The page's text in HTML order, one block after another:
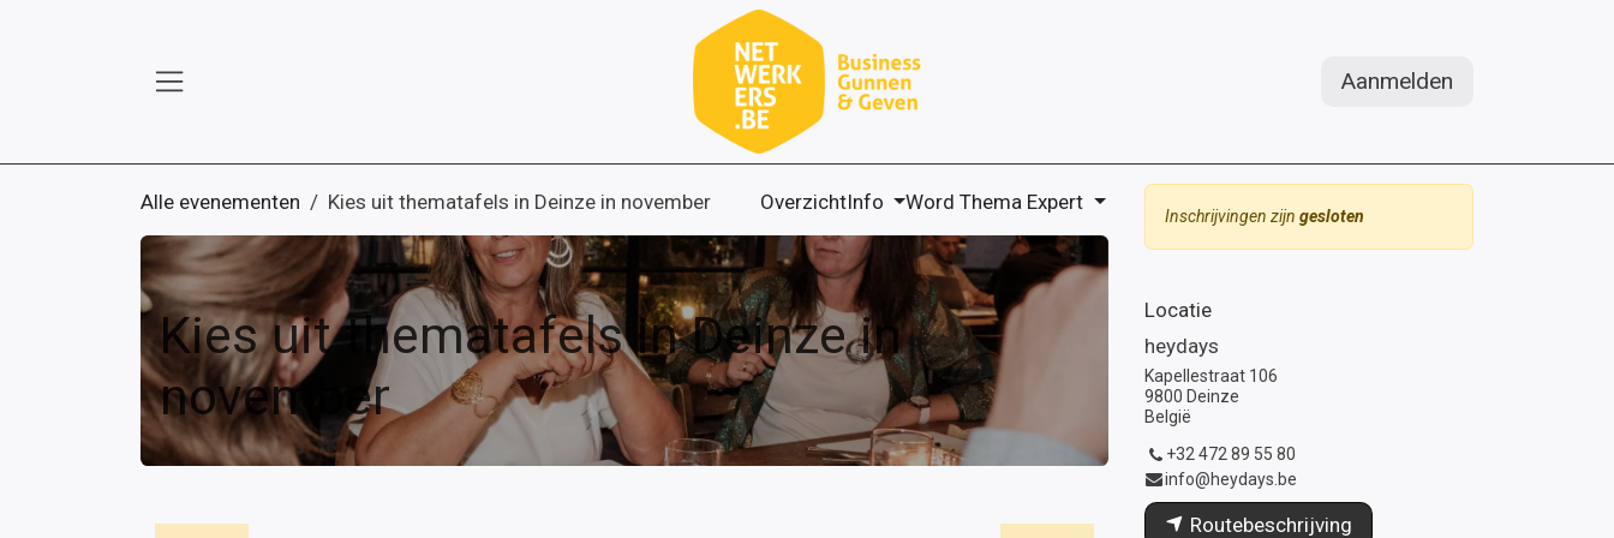
Aanmelden
Alle evenementen Kies uit thematafels in Deinze in november OverzichtInfo Word Thema Expert
Kies uit thematafels in Deinze in
november
Inschrijvingen zijn gesloten
Locatie
heydays
Kapellestraat 106
9800 Deinze
België
+32 472 89 55 80
info@heydays.be
Routebeschrijving